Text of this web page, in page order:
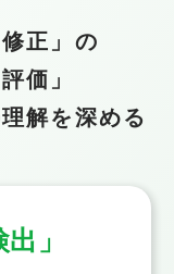
正」の
価」
解を深める
出」